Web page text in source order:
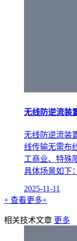
无线防逆流装
无线防逆流装
线传输无需布
工商业、特殊
具体场景如下
2025-11-11
+ 查看更多+
相关技术文章 更多